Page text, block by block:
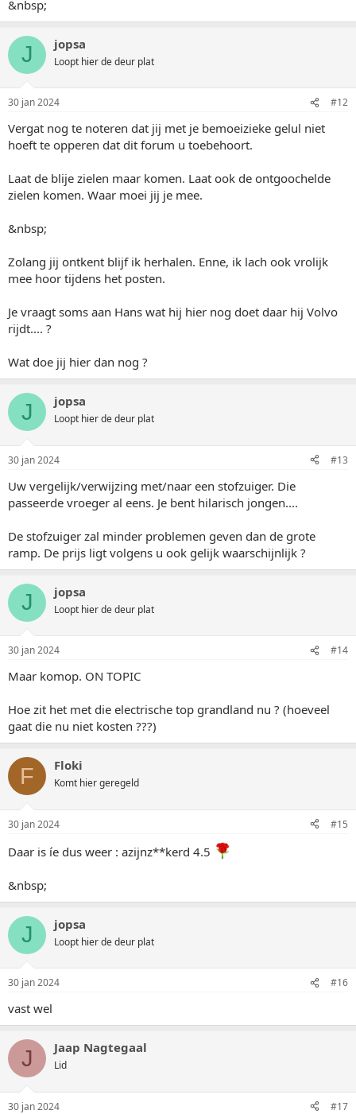
&nbsp;
J jopsa
Loopt hier de deur plat
30 jan 2024 #12
Vergat nog te noteren dat jij met je bemoeizieke gelul niet
hoeft te opperen dat dit forum u toebehoort.
Laat de blije zielen maar komen. Laat ook de ontgoochelde
zielen komen. Waar moei jij je mee.
&nbsp;
Zolang jij ontkent blijf ik herhalen. Enne, ik lach ook vrolijk
mee hoor tijdens het posten.
Je vraagt soms aan Hans wat hij hier nog doet daar hij Volvo
rijdt.... ?
Wat doe jij hier dan nog ?
J jopsa
Loopt hier de deur plat
30 jan 2024 #13
Uw vergelijk/verwijzing met/naar een stofzuiger. Die
passeerde vroeger al eens. Je bent hilarisch jongen....
De stofzuiger zal minder problemen geven dan de grote
ramp. De prijs ligt volgens u ook gelijk waarschijnlijk ?
J jopsa
Loopt hier de deur plat
30 jan 2024 #14
Maar komop. ON TOPIC
Hoe zit het met die electrische top grandland nu ? (hoeveel
gaat die nu niet kosten ???)
F Floki
Komt hier geregeld
30 jan 2024 #15
Daar is íe dus weer : azijnz**kerd 4.5
&nbsp;
J jopsa
Loopt hier de deur plat
30 jan 2024 #16
vast wel
J Jaap Nagtegaal
Lid
30 jan 2024 #17